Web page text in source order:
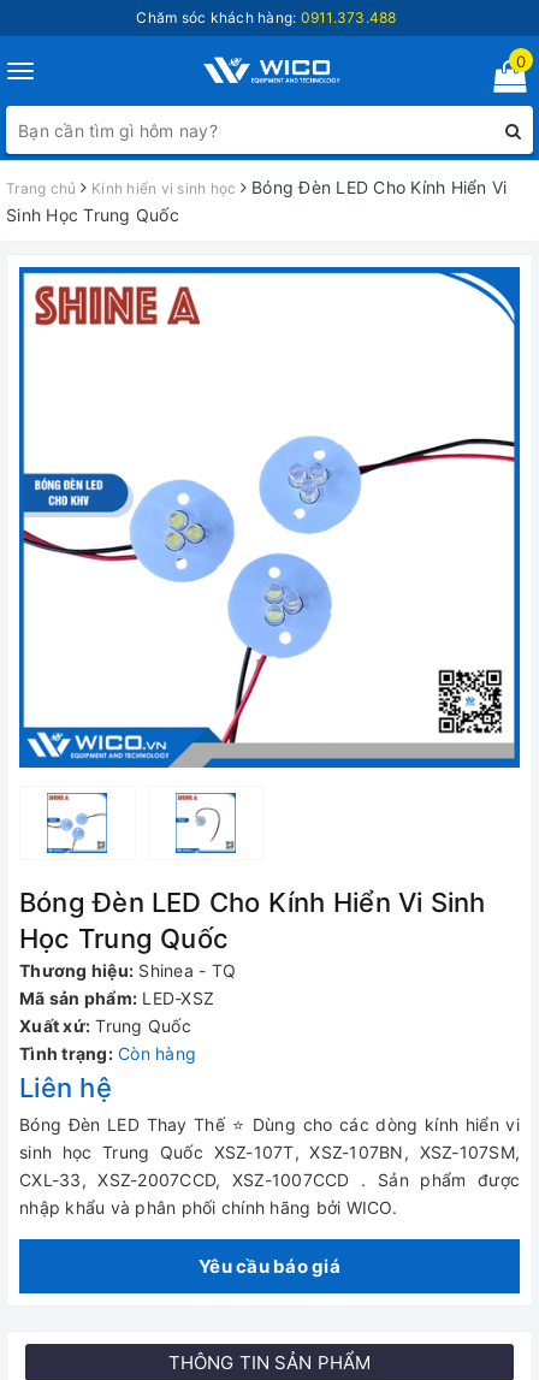
Chăm sóc khách hàng: 0911.373.488
Toggle
navigation
0
Trang chủ Kính hiển vi sinh học
Bóng Đèn LED Cho Kính Hiển Vi
Sinh Học Trung Quốc
Bóng Đèn LED Cho Kính Hiển Vi Sinh
Học Trung Quốc
Thương hiệu: Shinea - TQ
Mã sản phẩm: LED-XSZ
Xuất xứ: Trung Quốc
Tình trạng: Còn hàng
Liên hệ
Bóng Đèn LED Thay Thế ⭐ Dùng cho các dòng kính hiển vi
sinh học Trung Quốc XSZ-107T, XSZ-107BN, XSZ-107SM,
CXL-33, XSZ-2007CCD, XSZ-1007CCD . Sản phẩm được
nhập khẩu và phân phối chính hãng bởi WICO.
Yêu cầu báo giá
THÔNG TIN SẢN PHẨM